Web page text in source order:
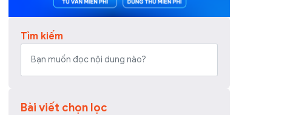
Tìm kiếm
Bài viết chọn lọc